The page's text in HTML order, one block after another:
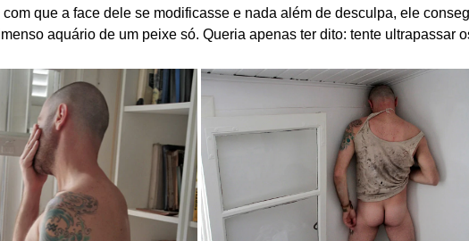
com que a face dele se modificasse e nada além de desculpa, ele
aquário de um peixe só. Queria apenas ter dito: tente ultrapassar